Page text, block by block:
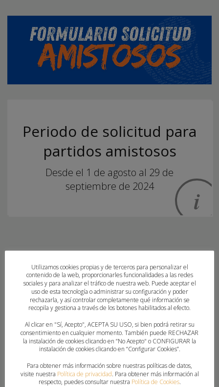
Periodo de solicitud para
partidos amistosos
Desde el 1 de agosto al 29 de
septiembre de 2024
INSTRUCCIONES
SOLICITUD PARTIDOS
AMISTOSOS
La solicitud de partido se realizará
de la siguiente forma:
Partidos a disputar viernes,
Utilizamos cookies propias y de terceros para personalizar el
contenido de la web, proporcionarles funcionalidades a las redes
sociales y para analizar el tráfico de nuestra web. Puede aceptar el
uso de esta tecnología o administrar su configuración y poder
rechazarla, y así controlar completamente qué información se
recopila y gestiona a través de los botones habilitados al efecto.
Al clicar en "Sí, Acepto", ACEPTA SU USO, si bien podrá retirar su
consentimiento en cualquier momento. También puede RECHAZAR
la instalación de cookies clicando en “No Acepto" o CONFIGURAR la
instalación de cookies clicando en “Configurar Cookies”.
Para obtener más información sobre nuestras políticas de datos,
visite nuestra Política de privacidad. Para obtener más información al
respecto, puedes consultar nuestra Política de Cookies.